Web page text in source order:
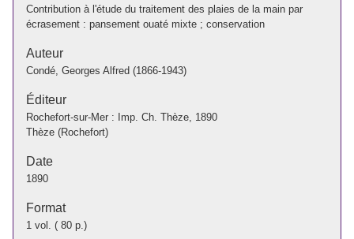
Contribution à l'étude du traitement des plaies de la main par
écrasement : pansement ouaté mixte ; conservation
Auteur
Condé, Georges Alfred (1866-1943)
Éditeur
Rochefort-sur-Mer : Imp. Ch. Thèze, 1890
Thèze (Rochefort)
Date
1890
Format
1 vol. ( 80 p.)